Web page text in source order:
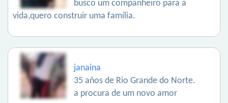
busco um companheiro para a
vida,quero construir uma família.
janaina
35 años de Rio Grande do Norte.
a procura de um novo amor